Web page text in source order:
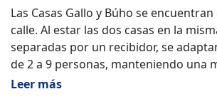
Las Casas Gallo y Búho se
calle. Al estar las dos casas en la
separadas por un recibidor, se
de 2 a 9 personas, manteniendo una
Leer más